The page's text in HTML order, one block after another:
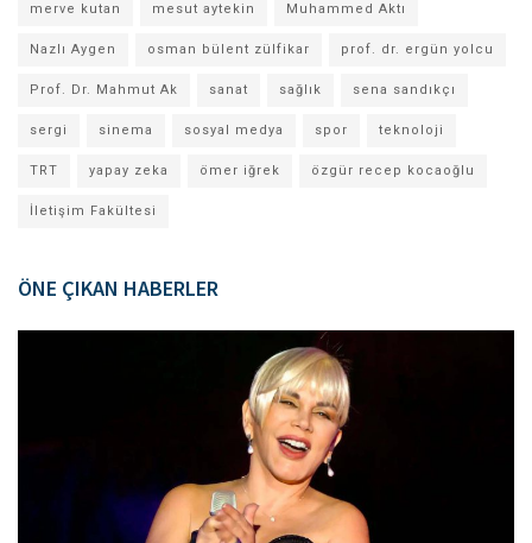
merve kutan mesut aytekin Muhammed Aktı
Nazlı Aygen osman bülent zülfikar prof. dr. ergün yolcu
Prof. Dr. Mahmut Ak sanat sağlık sena sandıkçı
sergi sinema sosyal medya spor teknoloji
TRT yapay zeka ömer iğrek özgür recep kocaoğlu
İletişim Fakültesi
ÖNE ÇIKAN HABERLER